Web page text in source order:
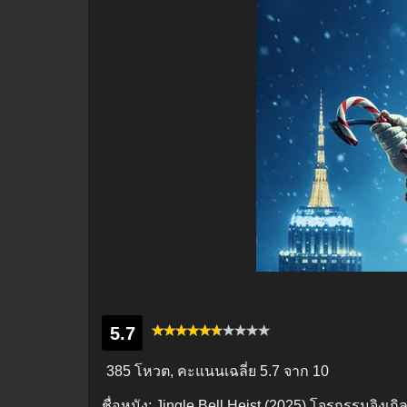
5.7
385 โหวต, คะแนนเฉลี่ย 5.7 จาก 10